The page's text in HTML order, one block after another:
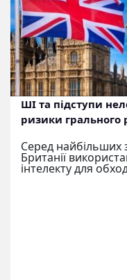
ШІ та підступи
ризики грального
Серед найбільших
Британії
інтелекту для